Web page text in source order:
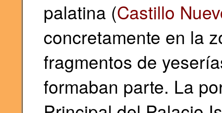
palatina (Castillo
concretamente en la
fragmentos de
formaban parte. La